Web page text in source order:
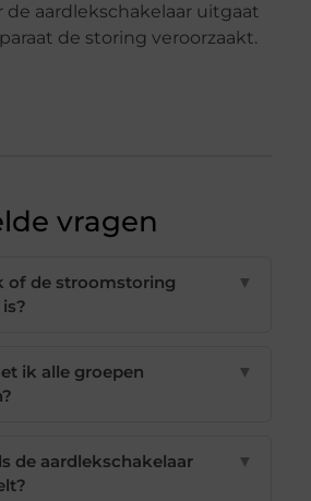
de aardlekschakelaar uitgaat
de storing veroorzaakt.
vragen
of de stroomstoring
▼
ik alle groepen
▼
de aardlekschakelaar
▼